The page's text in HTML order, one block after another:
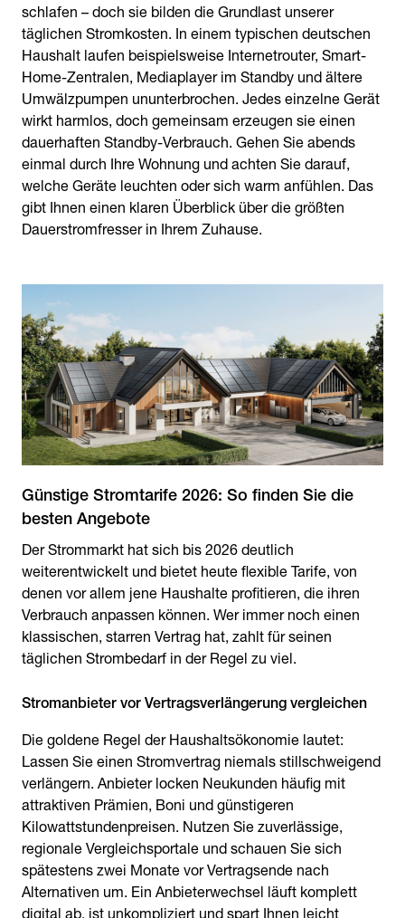
schlafen – doch sie bilden die Grundlast unserer
täglichen Stromkosten. In einem typischen deutschen
Haushalt laufen beispielsweise Internetrouter, Smart-
Home-Zentralen, Mediaplayer im Standby und ältere
Umwälzpumpen ununterbrochen. Jedes einzelne Gerät
wirkt harmlos, doch gemeinsam erzeugen sie einen
dauerhaften Standby-Verbrauch. Gehen Sie abends
einmal durch Ihre Wohnung und achten Sie darauf,
welche Geräte leuchten oder sich warm anfühlen. Das
gibt Ihnen einen klaren Überblick über die größten
Dauerstromfresser in Ihrem Zuhause.
Günstige Stromtarife 2026: So finden Sie die
Der Strommarkt hat sich bis 2026 deutlich
weiterentwickelt und bietet heute flexible Tarife, von
denen vor allem jene Haushalte profitieren, die ihren
Verbrauch anpassen können. Wer immer noch einen
klassischen, starren Vertrag hat, zahlt für seinen
täglichen Strombedarf in der Regel zu viel.
Die goldene Regel der Haushaltsökonomie lautet:
Lassen Sie einen Stromvertrag niemals stillschweigend
verlängern. Anbieter locken Neukunden häufig mit
attraktiven Prämien, Boni und günstigeren
Kilowattstundenpreisen. Nutzen Sie zuverlässige,
regionale Vergleichsportale und schauen Sie sich
spätestens zwei Monate vor Vertragsende nach
Alternativen um. Ein Anbieterwechsel läuft komplett
digital ab, ist unkompliziert und spart Ihnen leicht